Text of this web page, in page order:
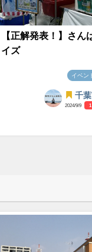
【正解発表！】さ
イズ
イベン
千
2024/9/9